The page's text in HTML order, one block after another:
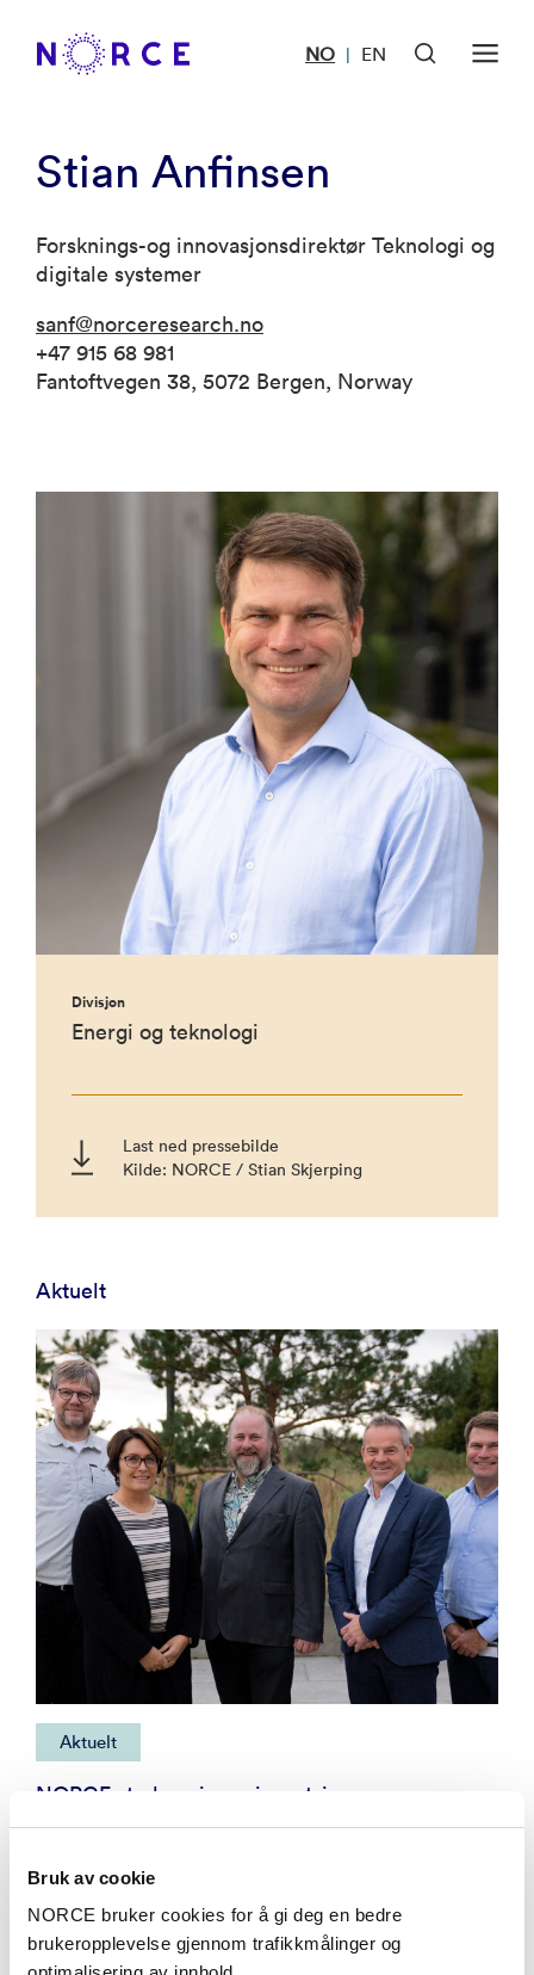
Bruk av cookie
NORCE bruker cookies for å gi deg en bedre
brukeropplevelse gjennom trafikkmålinger og
NO | EN
Stian Anfinsen
Forsknings-og innovasjonsdirektør Teknologi og
digitale systemer
sanf@norceresearch.no
+47 915 68 981
Fantoftvegen 38, 5072 Bergen, Norway
Divisjon
Energi og teknologi
Last ned pressebilde
Kilde: NORCE / Stian Skjerping
Aktuelt
Aktuelt
NORCE styrker sin regionsatsing